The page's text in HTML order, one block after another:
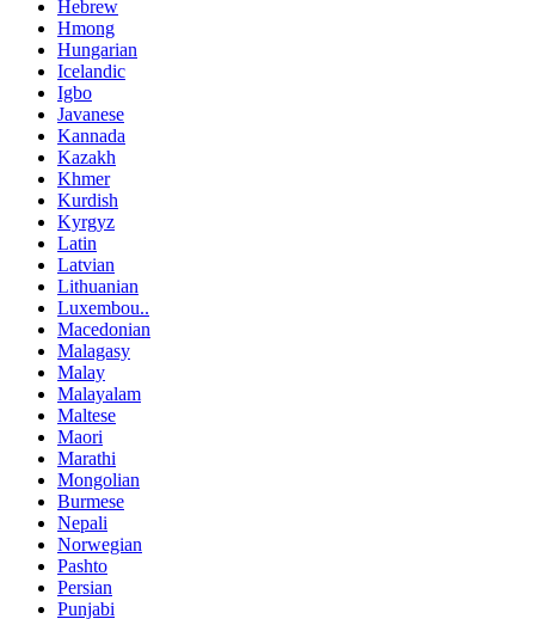
Hebrew
Hmong
Hungarian
Icelandic
Igbo
Javanese
Kannada
Kazakh
Khmer
Kurdish
Kyrgyz
Latin
Latvian
Lithuanian
Luxembou..
Macedonian
Malagasy
Malay
Malayalam
Maltese
Maori
Marathi
Mongolian
Burmese
Nepali
Norwegian
Pashto
Persian
Punjabi